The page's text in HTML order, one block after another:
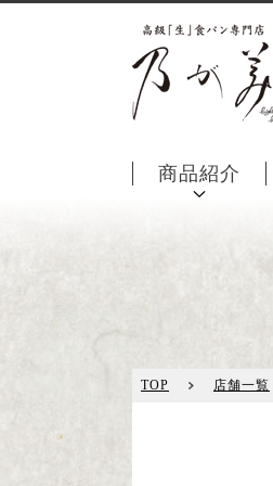
商品紹介
TOP 店舗一覧